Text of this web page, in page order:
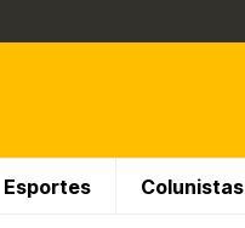
Esportes Colunistas